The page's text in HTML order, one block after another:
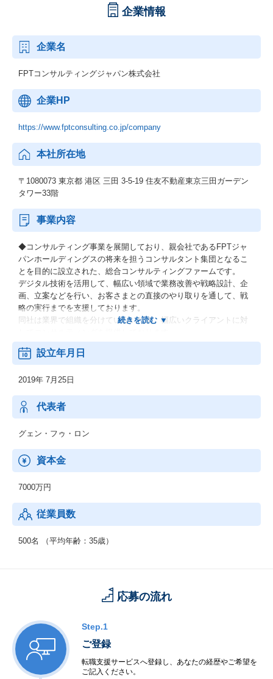
企業情報
企業名
FPTコンサルティングジャパン株式会社
企業HP
https://www.fptconsulting.co.jp/company
本社所在地
〒1080073 東京都 港区 三田 3-5-19 住友不動産東京三田ガーデン
タワー33階
事業内容
◆コンサルティング事業を展開しており、親会社であるFPTジャ
パンホールディングスの将来を担うコンサルタント集団となるこ
とを目的に設立された、総合コンサルティングファームです。
デジタル技術を活用して、幅広い領域で業務改善や戦略設計、企
画、立案などを行い、お客さまとの直接のやり取りを通して、戦
略の実行までを支援しております。
同社は業界で組織を分けていないため、幅広いクライアントに対
【ソリューション例】
・ERP/SAP
・DX
・Salesforce
・LCP(ローコードプログラム)
・BPO
・BPG(ビジネスプロデューサー)
・MS(マネージドサービス)
設立年月日
2019年 7月25日
代表者
グェン・フゥ・ロン
資本金
7000万円
従業員数
500名 （平均年齢：35歳）
応募の流れ
Step.1
ご登録
転職支援サービスへ登録し、あなたの経歴やご希望を
ご記入ください。